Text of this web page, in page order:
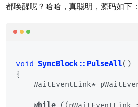
都唤醒呢？哈哈，真聪明，源码如下：
void SyncBlock::PulseAll()
{